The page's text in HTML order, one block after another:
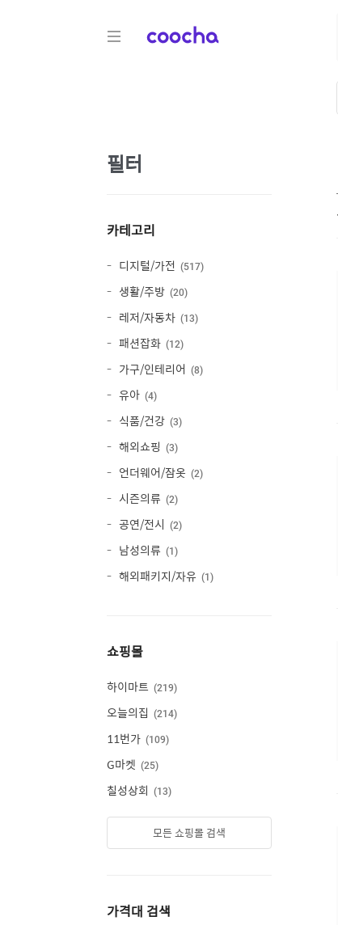
COOCHA
필터
카테고리
디지털/가전 517
생활/주방 20
레저/자동차 13
패션잡화 12
가구/인테리어 8
유아 4
식품/건강 3
해외쇼핑 3
언더웨어/잠옷 2
시즌의류 2
공연/전시 2
남성의류 1
해외패키지/자유 1
쇼핑몰
하이마트 219
오늘의집 214
11번가 109
G마켓 25
칠성상회 13
모든 쇼핑몰 검색
가격대 검색